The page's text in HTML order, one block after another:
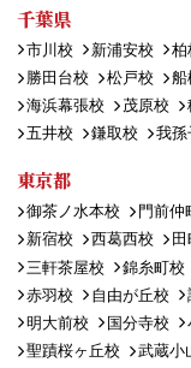
千葉県
市川校 新浦安校 柏
勝田台校
松戸校 船
海浜幕張校
茂原校
五井校
鎌取校 我孫
東京都
御茶ノ水本校 門前仲
新宿校
西葛西校
三軒茶屋校
錦糸町校
赤羽校
自由が丘校
明大前校
国分寺校
聖蹟桜ヶ丘校
武蔵小